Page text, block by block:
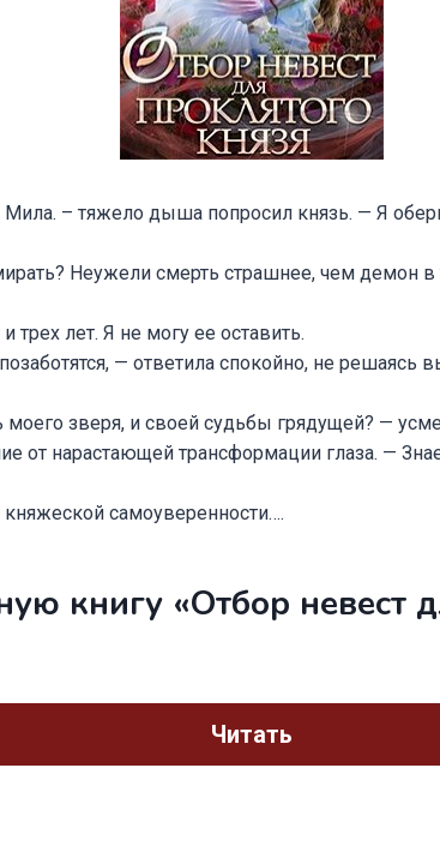
– тяжело дыша попросил князь. — Я
Неужели смерть страшнее, чем демон в
трех лет. Я не могу ее оставить.
— ответила спокойно, не решаясь
моего зверя, и своей судьбы грядущей? —
от нарастающей трансформации глаза. —
самоуверенности….
книгу «Отбор невест
Читать